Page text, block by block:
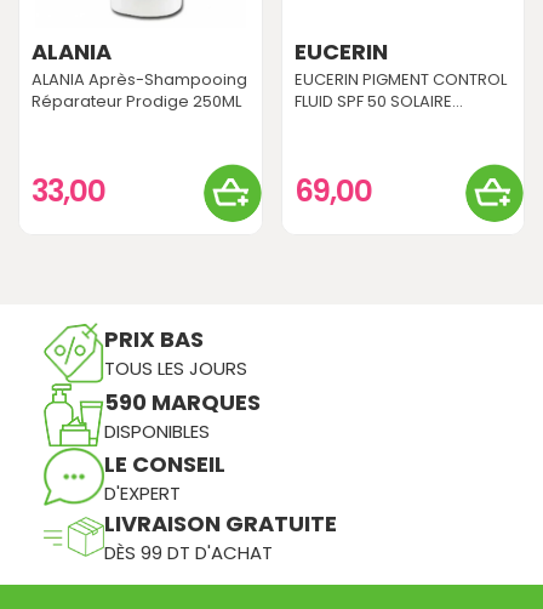
ALANIA
ALANIA Après-Shampooing
Réparateur Prodige 250ML
33,00
EUCERIN
EUCERIN PIGMENT CONTROL
FLUID SPF 50 SOLAIRE...
69,00
PRIX BAS
TOUS LES JOURS
590 MARQUES
DISPONIBLES
LE CONSEIL
D'EXPERT
LIVRAISON GRATUITE
DÈS 99 DT D'ACHAT